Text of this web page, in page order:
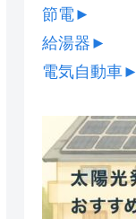
節電►
給湯器 ►
電気自動車►